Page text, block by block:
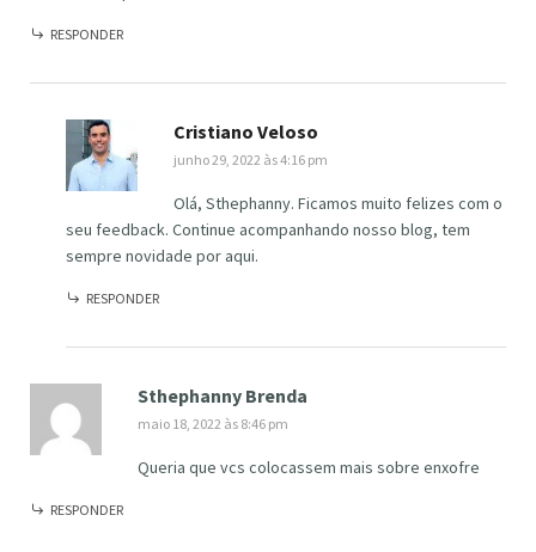
RESPONDER
Cristiano Veloso
junho 29, 2022 às 4:16 pm
Olá, Sthephanny. Ficamos muito felizes com o
seu feedback. Continue acompanhando nosso blog, tem
sempre novidade por aqui.
RESPONDER
Sthephanny Brenda
maio 18, 2022 às 8:46 pm
Queria que vcs colocassem mais sobre enxofre
RESPONDER